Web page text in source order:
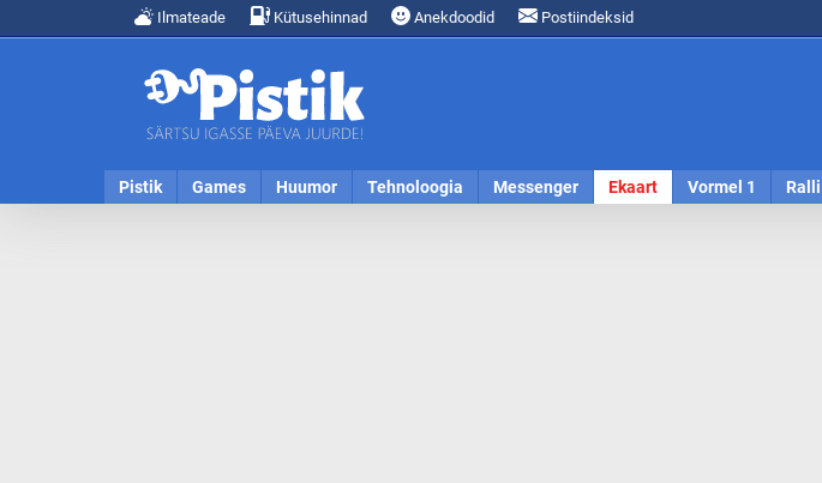
Ilmateade Kütusehinnad Anekdoodid Postiindeksid
Pistik Games Huumor Tehnoloogia Messenger Ekaart Vormel 1 Ralli